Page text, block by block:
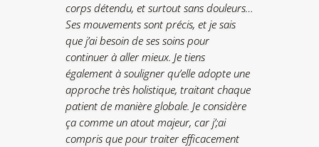
corps détendu, et surtout sans douleurs…
Ses mouvements sont précis, et je sais
que j’ai besoin de ses soins pour
continuer à aller mieux. Je tiens
également à souligner qu’elle adopte une
approche très holistique, traitant chaque
patient de manière globale. Je considère
ça comme un atout majeur, car j’;ai
compris que pour traiter efficacement